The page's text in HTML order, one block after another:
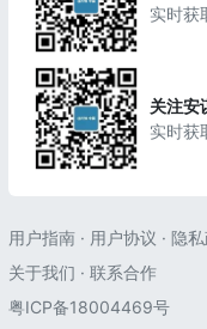
实时获
关注安
实时获
用户指南 · 用户协议 · 隐
关于我们 · 联系合作
粤ICP备18004469号